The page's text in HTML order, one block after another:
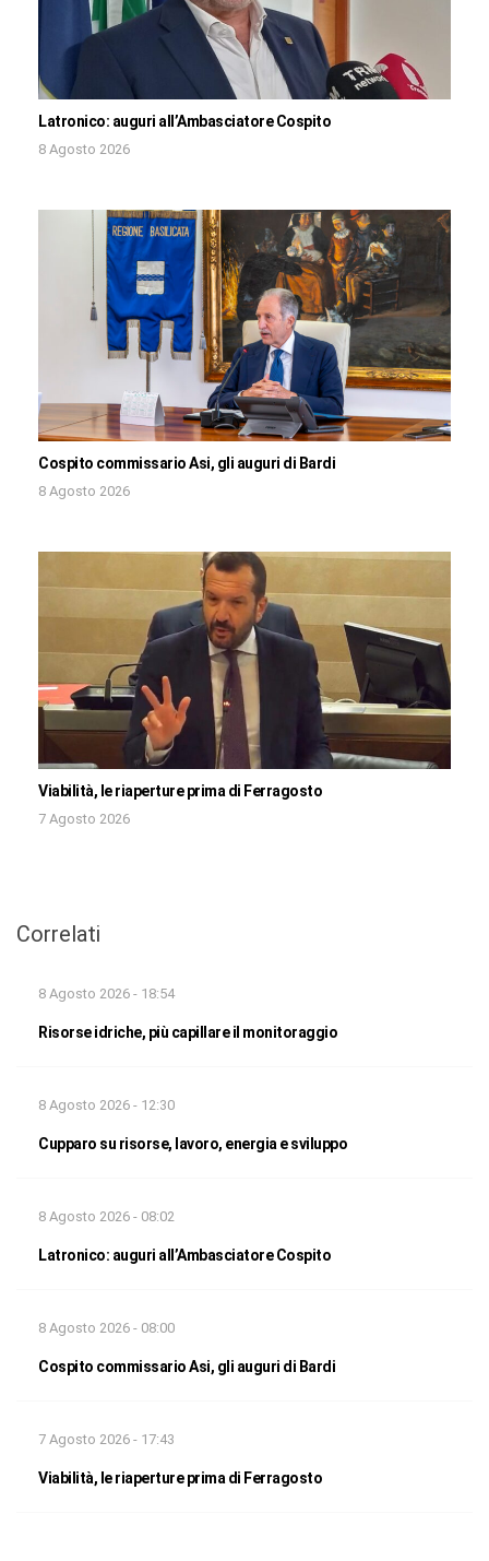
Latronico: auguri all’Ambasciatore Cospito
8 Agosto 2026
Cospito commissario Asi, gli auguri di Bardi
8 Agosto 2026
Viabilità, le riaperture prima di Ferragosto
7 Agosto 2026
Correlati
8 Agosto 2026 - 18:54
Risorse idriche, più capillare il monitoraggio
8 Agosto 2026 - 12:30
Cupparo su risorse, lavoro, energia e sviluppo
8 Agosto 2026 - 08:02
Latronico: auguri all’Ambasciatore Cospito
8 Agosto 2026 - 08:00
Cospito commissario Asi, gli auguri di Bardi
7 Agosto 2026 - 17:43
Viabilità, le riaperture prima di Ferragosto